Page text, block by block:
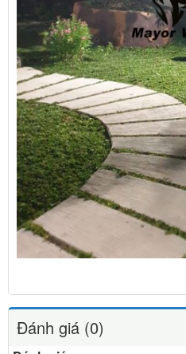
Đánh giá (0)